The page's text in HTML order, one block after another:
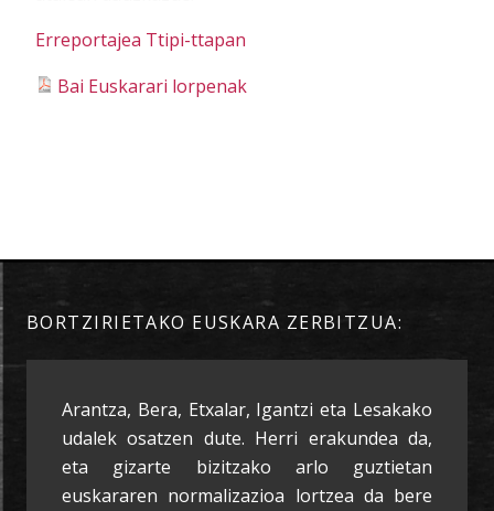
Erreportajea Ttipi-ttapan
Bai Euskarari lorpenak
BORTZIRIETAKO EUSKARA ZERBITZUA:
Arantza, Bera, Etxalar, Igantzi eta Lesakako
udalek osatzen dute. Herri erakundea da,
eta gizarte bizitzako arlo guztietan
euskararen normalizazioa lortzea da bere